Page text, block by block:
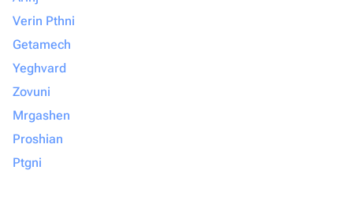
Verin Pthni
Getamech
Yeghvard
Zovuni
Mrgashen
Proshian
Ptgni